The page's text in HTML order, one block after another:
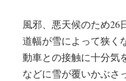
風邪、悪天候のため26
道幅が雪によって狭く
動車との接触に十分気
などに雪が覆いかぶさ